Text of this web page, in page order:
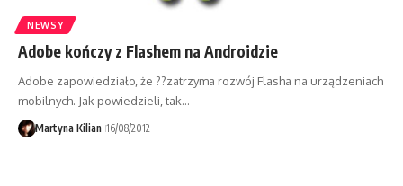
NEWSY
Adobe kończy z Flashem na Androidzie
Adobe zapowiedziało, że ??zatrzyma rozwój Flasha na urządzeniach
mobilnych. Jak powiedzieli, tak…
Martyna Kilian 16/08/2012